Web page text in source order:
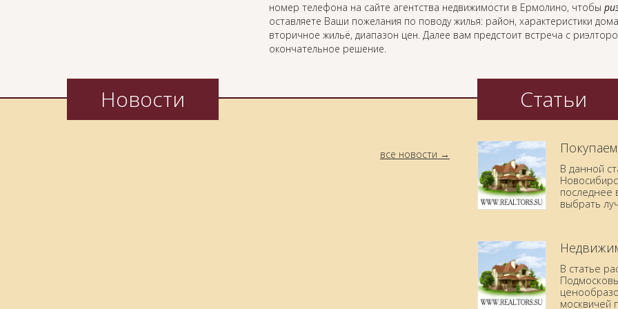
номер телефона на сайте агентства недвижимости в Ермолино, чтобы
оставляете Ваши пожелания по поводу жилья: район, характеристики
вторичное жильё, диапазон цен. Далее вам предстоит встреча с
окончательное решение.
Новости
все новости
Статьи
В данной
последнее
выбрать
В статье
москвичей